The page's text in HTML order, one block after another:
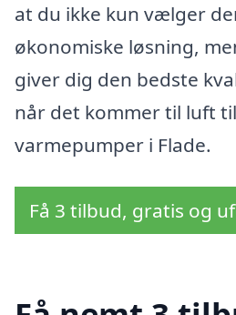
at du ikke kun vælger
økonomiske løsning,
giver dig den bedste
når det kommer til luft
varmepumper i Flade.
Få 3 tilbud, gratis og